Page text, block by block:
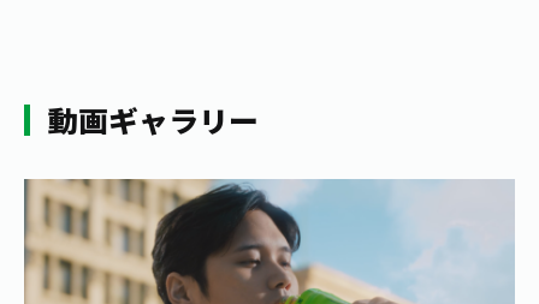
動画ギャラリー